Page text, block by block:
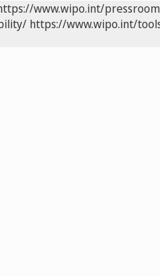
www.wipo.int/
https://www.wipo.int/